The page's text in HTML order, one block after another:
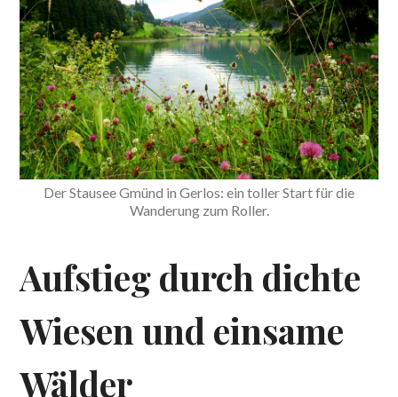
Der Stausee Gmünd in Gerlos: ein toller Start für die
Wanderung zum Roller.
Aufstieg durch dichte
Wiesen und einsame
Wälder